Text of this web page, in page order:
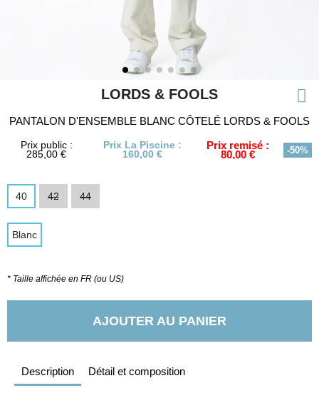
LORDS & FOOLS
PANTALON D'ENSEMBLE BLANC CÔTELÉ LORDS & FOOLS
Prix public :
285,00 €
Prix La Piscine :
160,00 €
Prix remisé :
80,00 € -50%
40 42 44
Blanc
* Taille affichée en FR (ou US)
AJOUTER AU PANIER
Description Détail et composition